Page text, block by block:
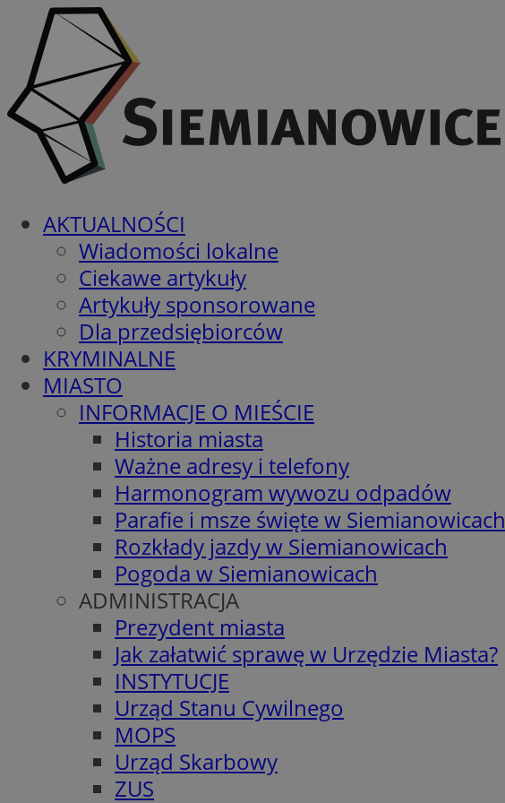
AKTUALNOŚCI
Wiadomości lokalne
Ciekawe artykuły
Artykuły sponsorowane
Dla przedsiębiorców
KRYMINALNE
MIASTO
INFORMACJE O MIEŚCIE
Historia miasta
Ważne adresy i telefony
Harmonogram wywozu odpadów
Parafie i msze święte w Siemianowicach
Rozkłady jazdy w Siemianowicach
Pogoda w Siemianowicach
ADMINISTRACJA
Prezydent miasta
Jak załatwić sprawę w Urzędzie Miasta?
INSTYTUCJE
Urząd Stanu Cywilnego
MOPS
Urząd Skarbowy
ZUS